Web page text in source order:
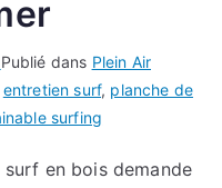
Publié dans Plein Air
entretien surf, planche de
surfing
surf en bois demande